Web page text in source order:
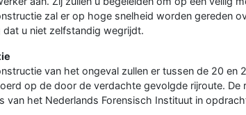
zal er op hoge snelheid worden gereden
u niet zelfstandig wegrijdt.
van het ongeval zullen er tussen de 20 en
op de door de verdachte gevolgde rijroute.
van het Nederlands Forensisch Instituut in